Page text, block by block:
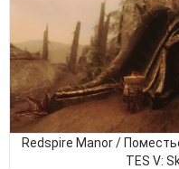
Redspire Manor /
TES V: